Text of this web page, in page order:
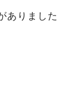
ありました